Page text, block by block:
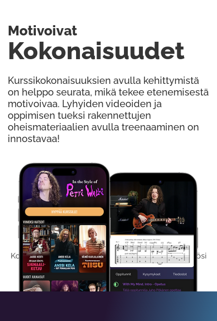
Kokeile Ilmaiseksi
Kokeilemalla ilmaiseksi saat koko sisältömme käyttöösi
viikon ajaksi.
Kurssikokonaisuuksien avulla kehittymistä
on helppo seurata, mikä tekee etenemisestä
motivoivaa. Lyhyiden videoiden ja
oppimisen tueksi rakennettujen
oheismateriaalien avulla treenaaminen on
innostavaa!
Kokonaisuudet
Motivoivat